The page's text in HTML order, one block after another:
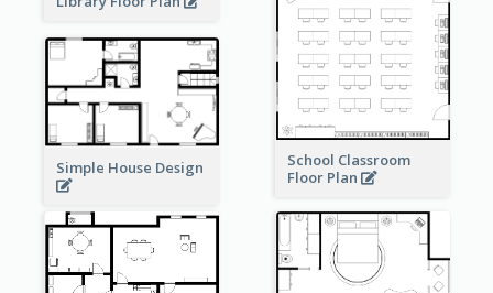
School Classroom
Floor Plan
Simple House Design